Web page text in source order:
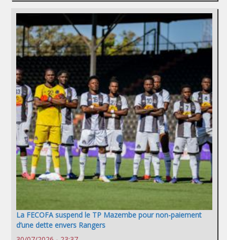
La FECOFA suspend le TP Mazembe pour non-paiement
d’une dette envers Rangers